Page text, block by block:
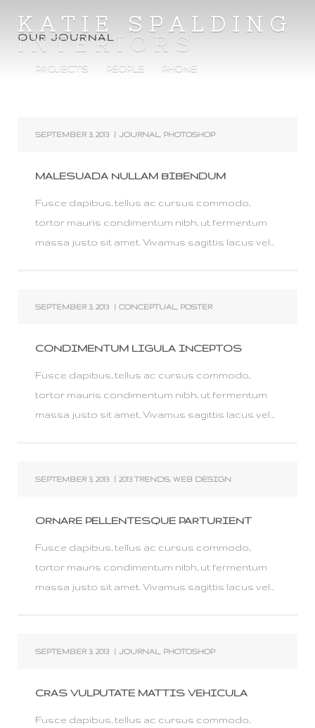
KATIE SPALDING
INTERIORS
PROJECTS PEOPLE PHONE
OUR JOURNAL
SEPTEMBER 3, 2013 | JOURNAL PHOTOSHOP
MALESUADA NULLAM BIBENDUM
Fusce dapibus, tellus ac cursus commodo,
tortor mauris condimentum nibh, ut fermentum
massa justo sit amet. Vivamus sagittis lacus vel…
SEPTEMBER 3, 2013 | CONCEPTUAL POSTER
CONDIMENTUM LIGULA INCEPTOS
Fusce dapibus, tellus ac cursus commodo,
tortor mauris condimentum nibh, ut fermentum
massa justo sit amet. Vivamus sagittis lacus vel…
SEPTEMBER 3, 2013 | 2013 TRENDS, WEB DESIGN
ORNARE PELLENTESQUE PARTURIENT
Fusce dapibus, tellus ac cursus commodo,
tortor mauris condimentum nibh, ut fermentum
massa justo sit amet. Vivamus sagittis lacus vel…
SEPTEMBER 3, 2013 | JOURNAL PHOTOSHOP
CRAS VULPUTATE MATTIS VEHICULA
Fusce dapibus, tellus ac cursus commodo,